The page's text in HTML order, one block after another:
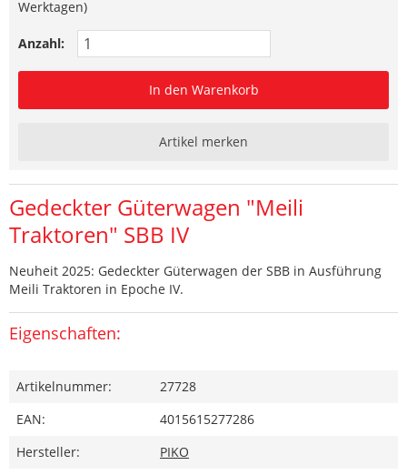
Werktagen)
Anzahl:
In den Warenkorb
Artikel merken
Gedeckter Güterwagen "Meili
Traktoren" SBB IV
Neuheit 2025: Gedeckter Güterwagen der SBB in Ausführung
Meili Traktoren in Epoche IV.
Eigenschaften:
Artikelnummer:
27728
EAN:
4015615277286
Hersteller:
PIKO